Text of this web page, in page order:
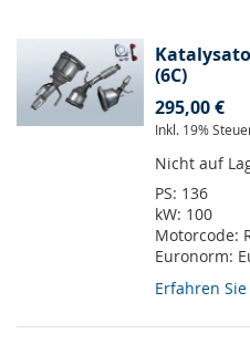
(6C)
295,00 €
Inkl. 19%
Nicht auf
PS: 136
kW: 100
Motorcode:
Euronorm:
Erfahren